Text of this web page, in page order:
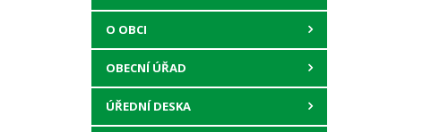
O OBCI
OBECNÍ ÚŘAD
ÚŘEDNÍ DESKA